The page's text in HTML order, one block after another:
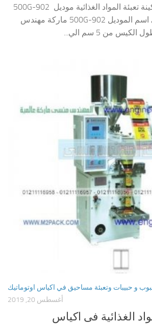
منسي مواصفات مكينة تعبئة المواد الغذائية موديل 902-500G
ماركة مهندس منسي اسم الموديل 902-500G ماركة مهندس
من 5 سم الي...
و حبيبات وتعبئة مساحيق في اكياس اوتوماتيك
أغسطس 20, 2019
الغذائية فى اكياس